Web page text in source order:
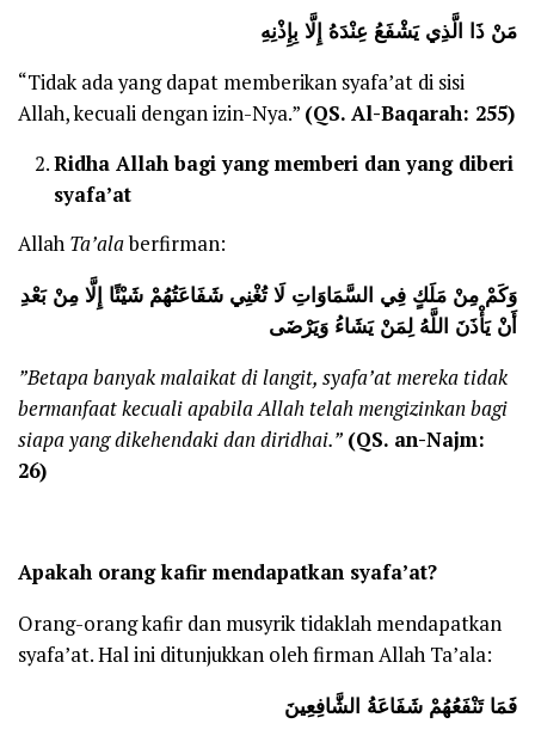
مَنْ ذَا الَّذِي يَشْفَعُ عِنْدَهُ إِلَّا بِإِذْنِهِ
“Tidak ada yang dapat memberikan syafa’at di sisi
Allah, kecuali dengan izin-Nya.” (QS. Al-Baqarah: 255)
Ridha Allah bagi yang memberi dan yang diberi
syafa’at
Allah Ta’alaberfirman:
وَكَمْ مِنْ مَلَكٍ فِي السَّمَاوَاتِ لَا تُغْنِي شَفَاعَتُهُمْ شَيْئًا إِلَّا مِنْ بَعْدِ
أَنْ يَأْذَنَ اللَّهُ لِمَنْ يَشَاءُ وَيَرْضَى
”Betapa banyak malaikat di langit, syafa’at mereka tidak
bermanfaat kecuali apabila Allah telah mengizinkan bagi
siapa yang dikehendaki dan diridhai.” (QS. an-Najm:
26)
Apakah orang kafir mendapatkan syafa’at?
Orang-orang kafir dan musyrik tidaklah mendapatkan
syafa’at. Hal ini ditunjukkan oleh firman Allah Ta’ala:
فَمَا تَنْفَعُهُمْ شَفَاعَةُ الشَّافِعِينَ